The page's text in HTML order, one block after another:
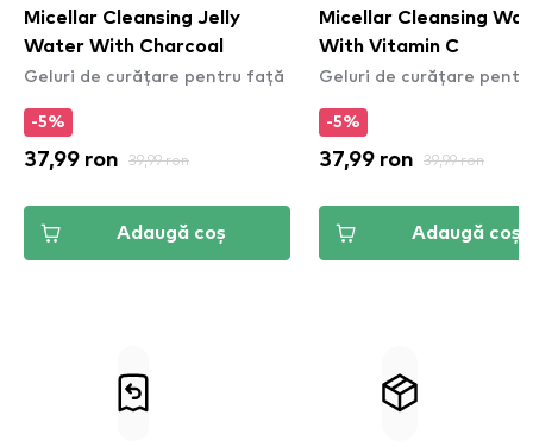
Micellar Cleansing Jelly
Water With Charcoal
Geluri de curățare pentru față
-5%
37,99 ron 39,99 ron
Adaugă coș
Micellar Cleansing
With Vitamin C
Geluri de curățare
-5%
37,99 ron 39,99 ron
Adaugă coș